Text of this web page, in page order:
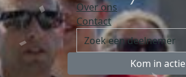
Over ons
Contact
Kom in actie